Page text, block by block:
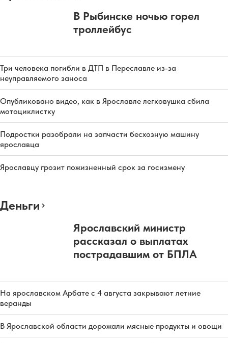
В Рыбинске ночью горел
троллейбус
Три человека погибли в ДТП в Переславле из-за
неуправляемого заноса
Опубликовано видео, как в Ярославле легковушка сбила
мотоциклистку
Подростки разобрали на запчасти бесхозную машину
ярославца
Ярославцу грозит пожизненный срок за госизмену
Деньги
Ярославский министр
рассказал о выплатах
пострадавшим от БПЛА
На ярославском Арбате с 4 августа закрывают летние
веранды
В Ярославской области дорожали мясные продукты и овощи